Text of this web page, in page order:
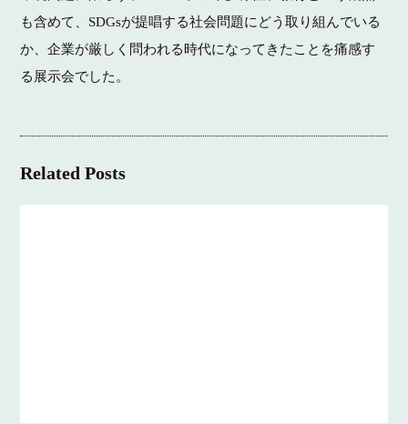
も含めて、SDGsが提唱する社会問題にどう取り組んでいる
か、企業が厳しく問われる時代になってきたことを痛感す
る展示会でした。
Related Posts